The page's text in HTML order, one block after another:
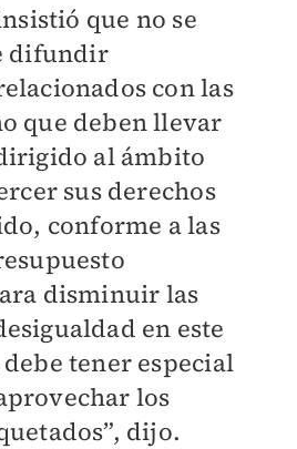
que no se
difundir
con las
que deben llevar
al ámbito
sus derechos
conforme a las
disminuir las
en este
tener especial
los
dijo.